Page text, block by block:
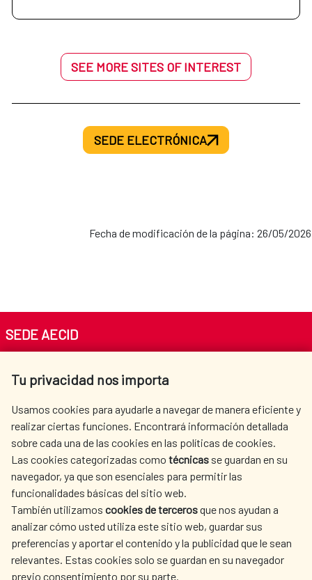
SEE MORE SITES OF INTEREST
SEDE ELECTRÓNICA
Fecha de modificación de la página: 26/05/2026
Tu privacidad nos importa
Usamos cookies para ayudarle a navegar de manera eficiente y
realizar ciertas funciones. Encontrará información detallada
sobre cada una de las cookies en las políticas de cookies.
Las cookies categorizadas como técnicas se guardan en su
navegador, ya que son esenciales para permitir las
funcionalidades básicas del sitio web.
También utilizamos cookies de tercerosque nos ayudan a
analizar cómo usted utiliza este sitio web, guardar sus
preferencias y aportar el contenido y la publicidad que le sean
relevantes. Estas cookies solo se guardan en su navegador
previo consentimiento por su parte.
SEDE AECID
Tel. +34 900 20 30 54​​​​​​​
AECID
WHERE DO WE COOPERATE?
SPANISH HUMANITARIAN
ACTION
PRESS ROOM
CULTURE AND SCIENCE LIBRARY